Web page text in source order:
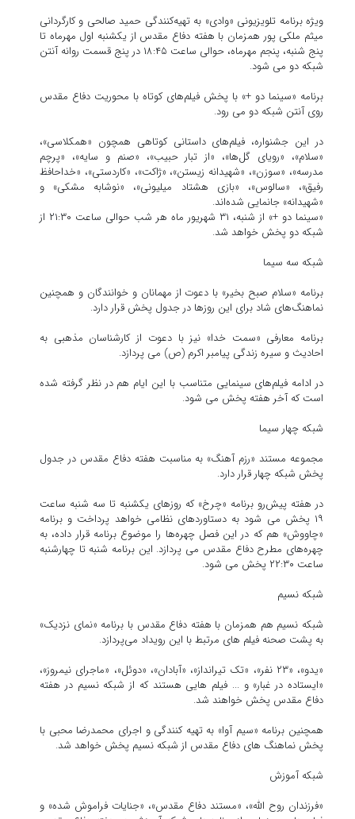
ویژه برنامه تلویزیونی «وادی» به تهیه‌کنندگی حمید صالحی و کارگردانی
میثم ملکی پور همزمان با هفته دفاع مقدس از یکشنبه اول مهرماه تا
پنج شنبه، پنجم مهرماه، حوالی ساعت ۱۸:۴۵ در پنج قسمت روانه آنتن
شبکه دو می شود.
برنامه «سینما دو +» با پخش فیلم‌های کوتاه با محوریت دفاع مقدس
روی آنتن شبکه دو می رود.
در این جشنواره، فیلم‌های داستانی کوتاهی همچون «همکلاسی»،
«سلام»، «رویای گل‌ها»، «از تبار حبیب»، «صنم و سایه»، «پرچم
مدرسه»، «سوزن»، «شهیدانه زیستن»، «ژاکت»، «کاردستی»، «خداحافظ
رفیق»، «سالوس»، «بازی هشتاد میلیونی»، «نوشابه مشکی» و
«شهیدانه» جانمایی شده‌اند.
«سینما دو +» از شنبه، ۳۱ شهریور ماه هر شب حوالی ساعت ۲۱:۳۰ از
شبکه دو پخش خواهد شد.
شبکه سه سیما
برنامه «سلام صبح بخیر» با دعوت از مهمانان و خوانندگان و همچنین
نماهنگ‌های شاد برای این روزها در جدول پخش قرار دارد.
برنامه معارفی «سمت خدا» نیز با دعوت از کارشناسان مذهبی به
احادیث و سیره زندگی پیامبر اکرم (ص) می پردازد.
در ادامه فیلم‌های سینمایی متناسب با این ایام هم در نظر گرفته شده
است که آخر هفته پخش می شود.
شبکه چهار سیما
مجموعه مستند «رزم آهنگ» به مناسبت هفته دفاع مقدس در جدول
پخش شبکه چهار قرار دارد.
در هفته پیش‌رو برنامه «چرخ» که روزهای یکشنبه تا سه شنبه ساعت
۱۹ پخش می شود به دستاوردهای نظامی خواهد پرداخت و برنامه
«چاووش» هم که در این فصل چهره‌ها را موضوع برنامه قرار داده، به
چهره‌های مطرح دفاع مقدس می پردازد. این برنامه شنبه تا چهارشنبه
ساعت ۲۲:۳۰ پخش می شود.
شبکه نسیم
شبکه نسیم هم همزمان با هفته دفاع مقدس با برنامه «نمای نزدیک»
به پشت صحنه فیلم های مرتبط با این رویداد می‌پردازد.
«یدو»، «۲۳ نفر»، «تک تیرانداز»، «آبادان»، «دوئل»، «ماجرای نیمروز»،
«ایستاده در غبار» و ... فیلم هایی هستند که از شبکه نسیم در هفته
دفاع مقدس پخش خواهند شد.
همچنین برنامه «سیم آوا» به تهیه کنندگی و اجرای محمدرضا محبی با
پخش نماهنگ های دفاع مقدس از شبکه نسیم پخش خواهد شد.
شبکه آموزش
«فرزندان روح الله»، «مستند دفاع مقدس»، «جنایات فراموش شده» و